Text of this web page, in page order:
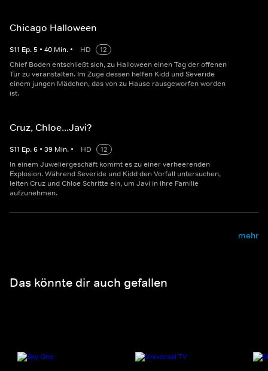
Chicago Halloween
S11 Ep.5 • 40 Min. • HD
12
Chief Boden entschließt sich, zu Halloween einen Tag der offenen
Tür zu veranstalten. Im Zuge dessen helfen Kidd und Severide
einem jungen Mädchen, das von zu Hause rausgeworfen worden
ist.
Cruz, Chloe...Javi?
S11 Ep.6 • 39 Min. • HD
12
In einem Juweliergeschäft kommt es zu einer verheerenden
Explosion. Während Severide und Kidd den Vorfall untersuchen,
leiten Cruz und Chloe Schritte ein, um Javi in ihre Familie
aufzunehmen.
mehr
Das könnte dir auch gefallen